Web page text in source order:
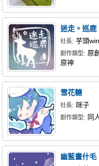
迷走。巡鹿
社長: 芋頭
創作類型: 原
原神
雪花糖
社長: 咪子
創作類型: 同
幽藍畫什毛